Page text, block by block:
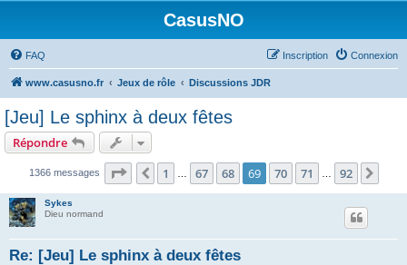
CasusNO
FAQ Connexion
Inscription
www.casusno.fr Jeux de rôle Discussions JDR
[Jeu] Le sphinx à deux fêtes
Répondre
1366 messages Page 69 sur 92
Précédent
1 67 68 69 70 71 92
Sykes
Dieu normand
Re: [Jeu] Le sphinx à deux fêtes